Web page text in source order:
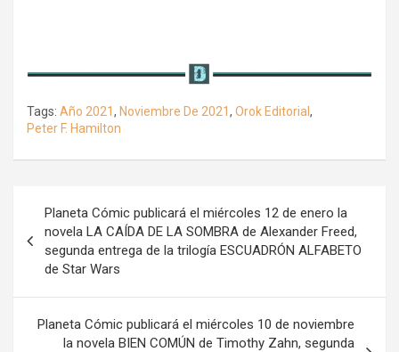
Tags: Año 2021, Noviembre De 2021, Orok Editorial ,
Peter F. Hamilton
entradas
Planeta Cómic publicará el miércoles 12 de enero la
novela LA CAÍDA DE LA SOMBRA de Alexander Freed,
segunda entrega de la trilogía ESCUADRÓN ALFABETO
de Star Wars
Planeta Cómic publicará el miércoles 10 de noviembre
la novela BIEN COMÚN de Timothy Zahn, segunda